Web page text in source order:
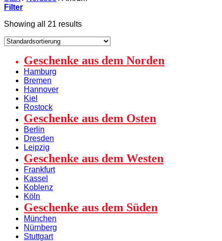
Filter
Showing all 21 results
Geschenke aus dem Norden
Hamburg
Bremen
Hannover
Kiel
Rostock
Geschenke aus dem Osten
Berlin
Dresden
Leipzig
Geschenke aus dem Westen
Frankfurt
Kassel
Koblenz
Köln
Geschenke aus dem Süden
München
Nürnberg
Stuttgart